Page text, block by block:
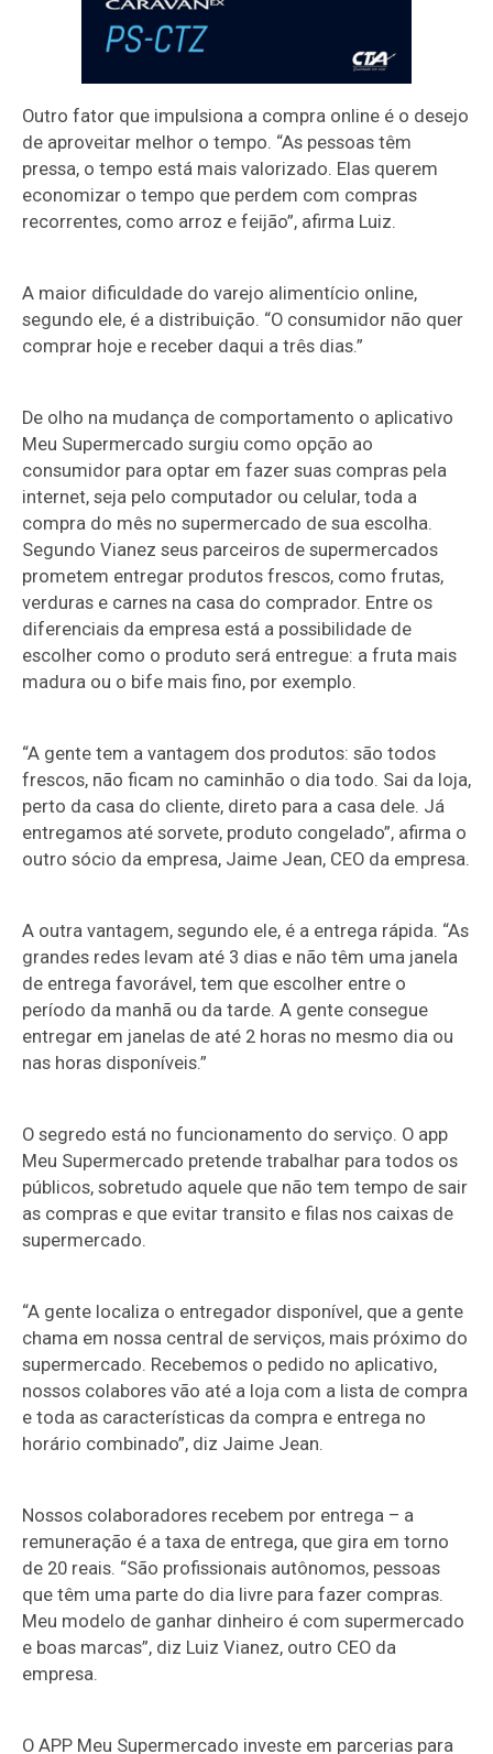
Outro fator que impulsiona a compra online é o desejo
de aproveitar melhor o tempo. “As pessoas têm
pressa, o tempo está mais valorizado. Elas querem
economizar o tempo que perdem com compras
recorrentes, como arroz e feijão”, afirma Luiz.
A maior dificuldade do varejo alimentício online,
segundo ele, é a distribuição. “O consumidor não quer
comprar hoje e receber daqui a três dias.”
De olho na mudança de comportamento o aplicativo
Meu Supermercado surgiu como opção ao
consumidor para optar em fazer suas compras pela
internet, seja pelo computador ou celular, toda a
compra do mês no supermercado de sua escolha.
Segundo Vianez seus parceiros de supermercados
prometem entregar produtos frescos, como frutas,
verduras e carnes na casa do comprador. Entre os
diferenciais da empresa está a possibilidade de
escolher como o produto será entregue: a fruta mais
madura ou o bife mais fino, por exemplo.
“A gente tem a vantagem dos produtos: são todos
frescos, não ficam no caminhão o dia todo. Sai da loja,
perto da casa do cliente, direto para a casa dele. Já
entregamos até sorvete, produto congelado”, afirma o
outro sócio da empresa, Jaime Jean, CEO da empresa.
A outra vantagem, segundo ele, é a entrega rápida. “As
grandes redes levam até 3 dias e não têm uma janela
de entrega favorável, tem que escolher entre o
período da manhã ou da tarde. A gente consegue
entregar em janelas de até 2 horas no mesmo dia ou
nas horas disponíveis.”
O segredo está no funcionamento do serviço. O app
Meu Supermercado pretende trabalhar para todos os
públicos, sobretudo aquele que não tem tempo de sair
as compras e que evitar transito e filas nos caixas de
supermercado.
“A gente localiza o entregador disponível, que a gente
chama em nossa central de serviços, mais próximo do
supermercado. Recebemos o pedido no aplicativo,
nossos colabores vão até a loja com a lista de compra
e toda as características da compra e entrega no
horário combinado”, diz Jaime Jean.
Nossos colaboradores recebem por entrega – a
remuneração é a taxa de entrega, que gira em torno
de 20 reais. “São profissionais autônomos, pessoas
que têm uma parte do dia livre para fazer compras.
Meu modelo de ganhar dinheiro é com supermercado
e boas marcas”, diz Luiz Vianez, outro CEO da
empresa.
O APP Meu Supermercado investe em parcerias para